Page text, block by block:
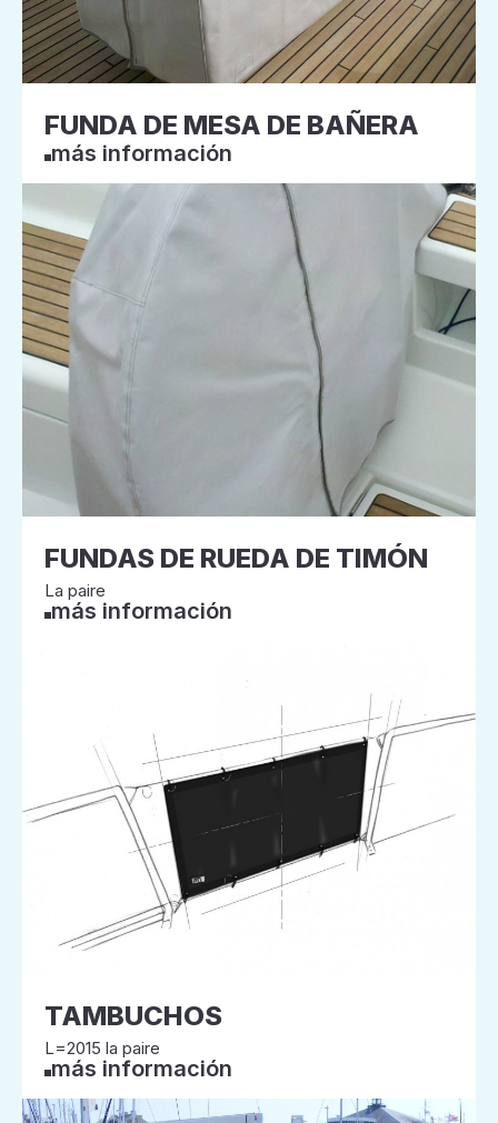
FUNDA DE MESA DE BAÑERA
más información
FUNDAS DE RUEDA DE TIMÓN
La paire
más información
TAMBUCHOS
L=2015 la paire
más información